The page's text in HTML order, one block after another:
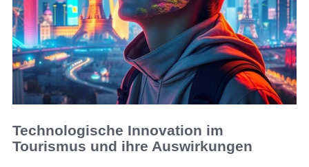
Technologische Innovation im
Tourismus und ihre Auswirkungen